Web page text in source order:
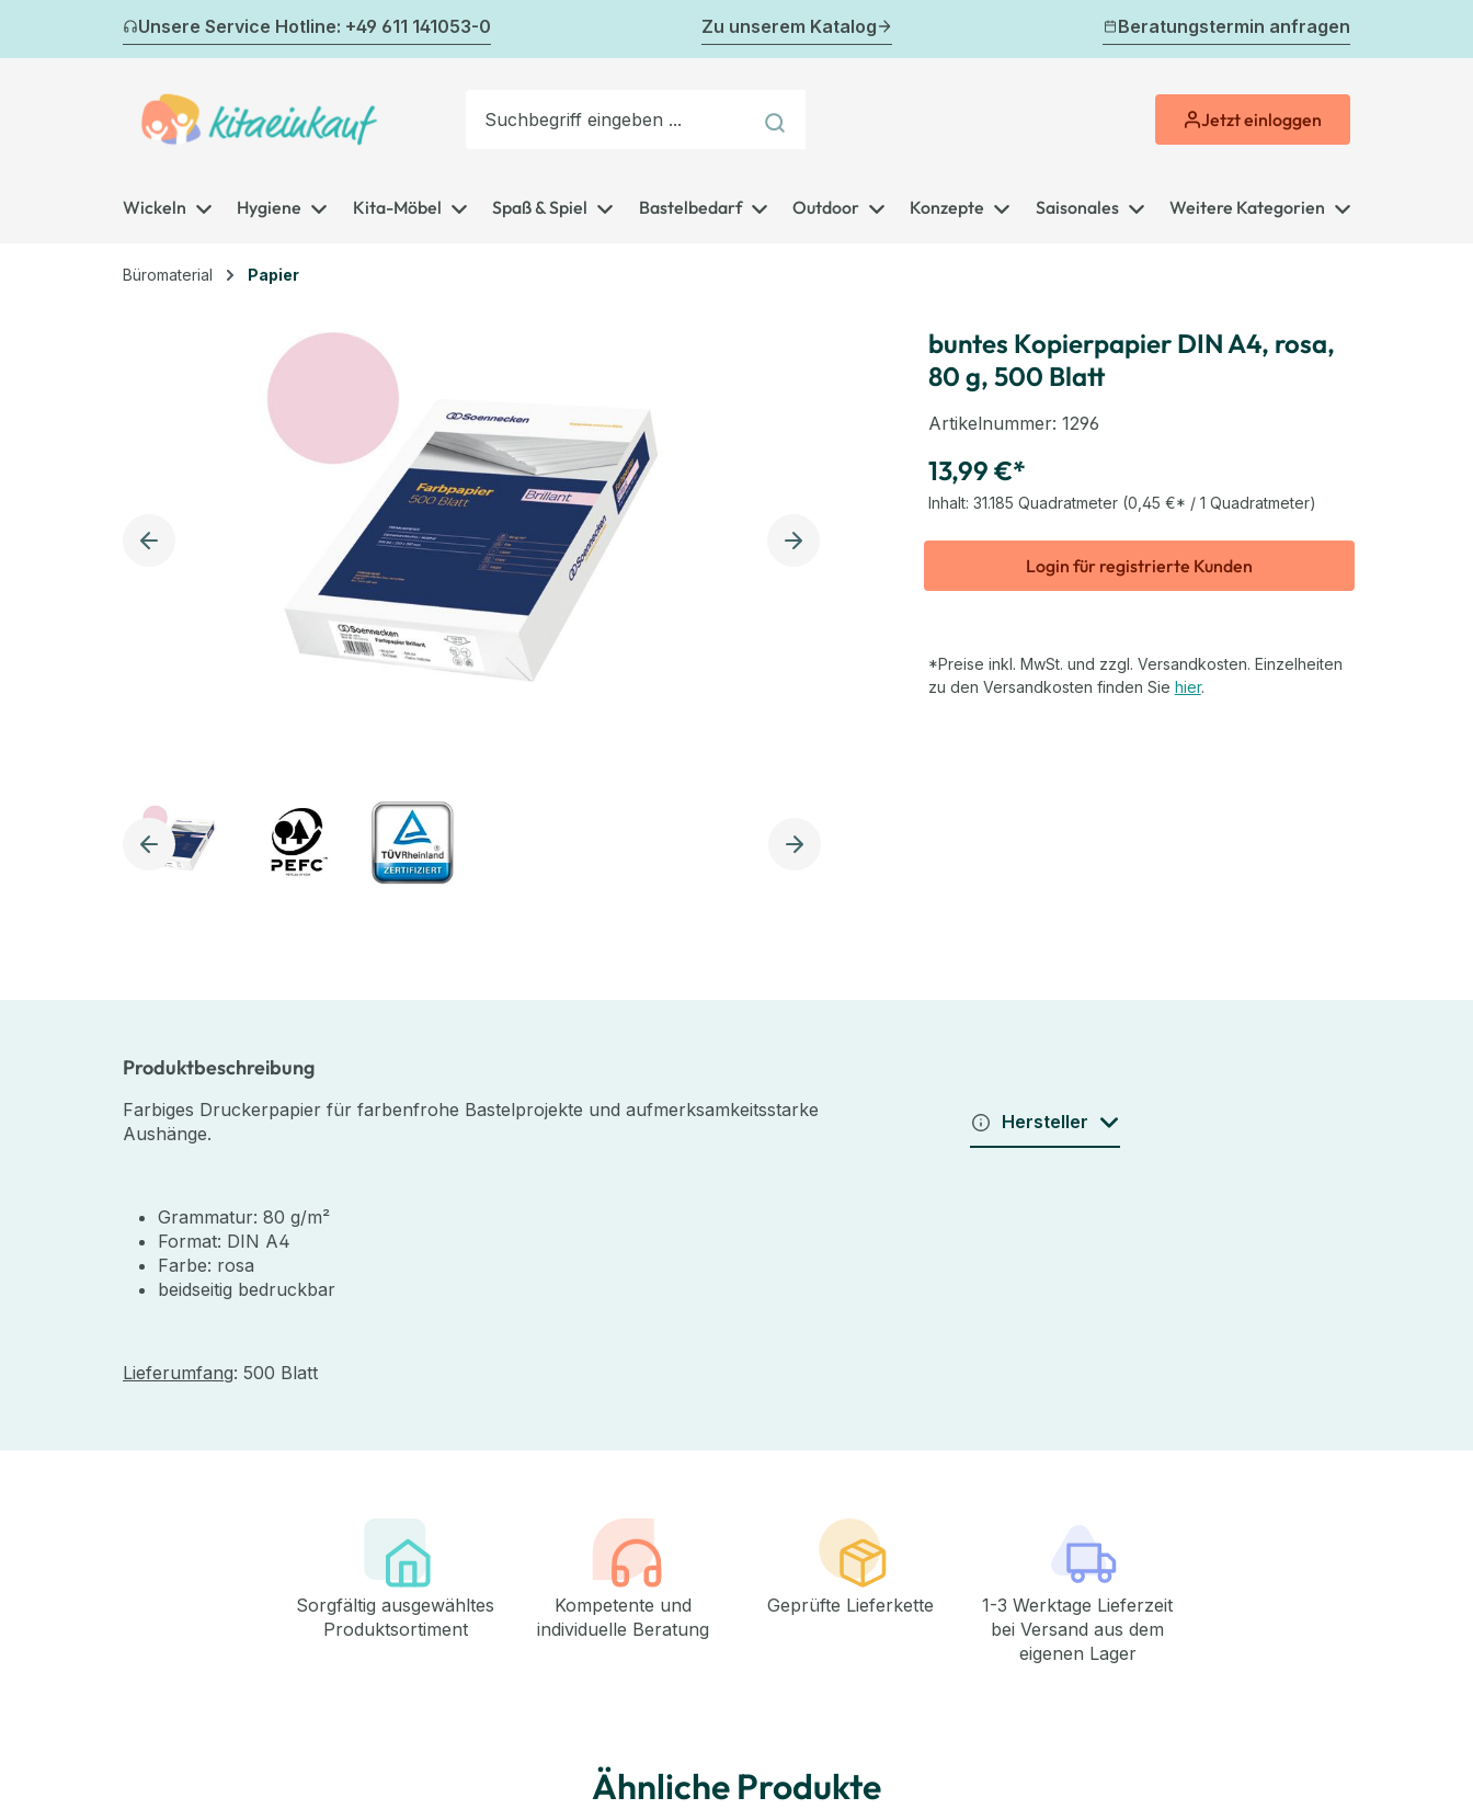
Hauptinhalt springen
Zur Suche springen
Zur Hauptnavigation springen
Unsere Service Hotline: +49 611 141053-0 Zu unserem Katalog Beratungstermin anfragen
Jetzteinloggen
Wickeln Hygiene Kita-Möbel Spaß & Spiel Bastelbedarf Outdoor Konzepte Saisonales Weitere Kategorien
Büromaterial Papier
buntes Kopierpapier DIN A4, rosa,
80 g, 500 Blatt
Artikelnummer: 1296
13,99 €*
Inhalt: 31.185 Quadratmeter (0,45 €* / 1 Quadratmeter)
Login für registrierte Kunden
*Preise inkl. MwSt. und zzgl. Versandkosten. Einzelheiten
zu den Versandkosten finden Sie hier.
Produktbeschreibung
Farbiges Druckerpapier für farbenfrohe Bastelprojekte und aufmerksamkeitsstarke
Aushänge.
Grammatur: 80 g/m²
Format: DIN A4
Farbe: rosa
beidseitig bedruckbar
Lieferumfang: 500 Blatt
Hersteller
Sorgfältig ausgewähltes
Produktsortiment
Kompetente und
individuelle Beratung
Geprüfte Lieferkette
1-3 Werktage Lieferzeit
bei Versand aus dem
eigenen Lager
Ähnliche Produkte